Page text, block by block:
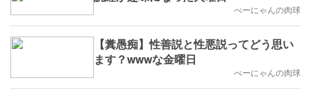
べーにゃんの肉球
【糞愚痴】性善説と性悪説ってどう思い
ます？wwwな金曜日
べーにゃんの肉球